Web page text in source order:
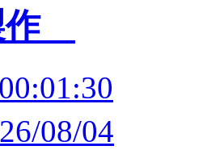
作
08/04